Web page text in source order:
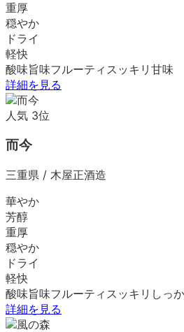
重厚
穏やか
ドライ
軽快
酸味旨味フルーティ スッキリ 甘味
詳細を見る
人気 3位
而今
三重県 / 木屋正酒造
華やか
芳醇
重厚
穏やか
ドライ
軽快
酸味旨味フルーティ スッキリ しっ
詳細を見る